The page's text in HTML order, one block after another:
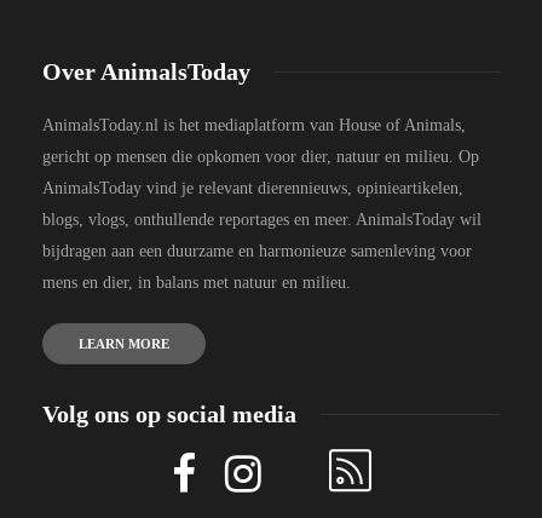
Over AnimalsToday
AnimalsToday.nl is het mediaplatform van House of Animals,
gericht op mensen die opkomen voor dier, natuur en milieu. Op
AnimalsToday vind je relevant dierennieuws, opinieartikelen,
blogs, vlogs, onthullende reportages en meer. AnimalsToday wil
bijdragen aan een duurzame en harmonieuze samenleving voor
mens en dier, in balans met natuur en milieu.
LEARN MORE
Volg ons op social media